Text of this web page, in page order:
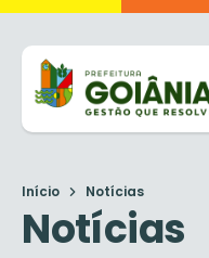
Início Notícias
Notícias